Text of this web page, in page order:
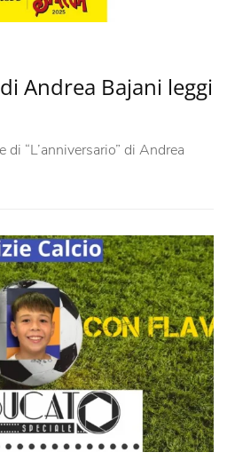
Andrea Bajani leggi
“L’anniversario” di Andrea